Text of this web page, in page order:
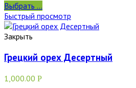
Выбрать ...
Быстрый просмотр
Закрыть
Грецкий орех Десертный
1,000.00 Р